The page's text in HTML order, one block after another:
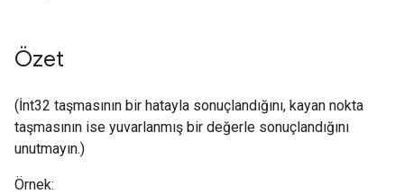
Özet
(İnt32 taşmasının bir hatayla sonuçlandığını, kayan nokta
taşmasının ise yuvarlanmış bir değerle sonuçlandığını
unutmayın.)
Örnek: